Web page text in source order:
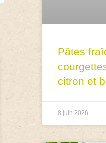
Pâtes
citron et
8 juin 2026